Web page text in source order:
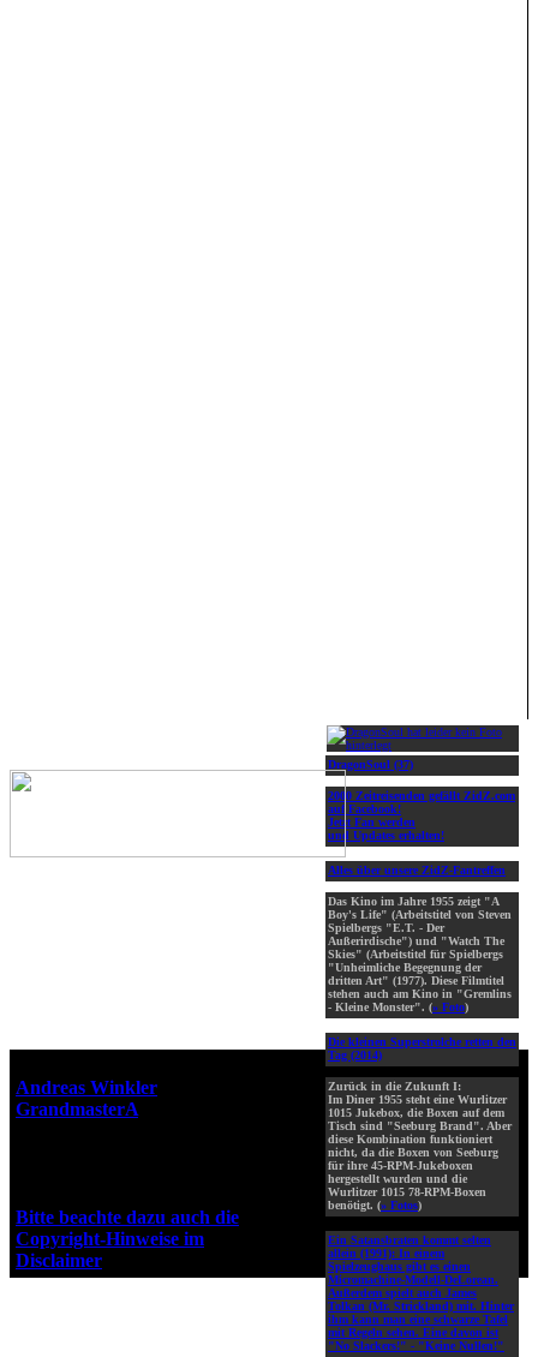
DragonSoul (37)
2000 Zeitreisenden gefällt ZidZ.com
auf Facebook!
Jetzt Fan werden
und Updates erhalten!
Alles über unsere ZidZ-Fantreffen
Das Kino im Jahre 1955 zeigt "A
Boy's Life" (Arbeitstitel von Steven
Spielbergs "E.T. - Der
Außerirdische") und "Watch The
Skies" (Arbeitstitel für Spielbergs
"Unheimliche Begegnung der
dritten Art" (1977). Diese Filmtitel
stehen auch am Kino in "Gremlins
- Kleine Monster". (» Foto)
Die kleinen Superstrolche retten den
Tag (2014)
Zurück in die Zukunft I:
Im Diner 1955 steht eine Wurlitzer
1015 Jukebox, die Boxen auf dem
Tisch sind "Seeburg Brand". Aber
diese Kombination funktioniert
nicht, da die Boxen von Seeburg
für ihre 45-RPM-Jukeboxen
hergestellt wurden und die
Wurlitzer 1015 78-RPM-Boxen
benötigt. (» Fotos)
Ein Satansbraten kommt selten
allein (1991): In einem
Spielzeughaus gibt es einen
Micromachine-Modell-DeLorean.
Außerdem spielt auch James
Tolkan (Mr. Strickland) mit. Hinter
ihm kann man eine schwarze Tafel
mit Regeln sehen. Eine davon ist
"No Slackers!" - "Keine Nullen!"
Andreas Winkler
GrandmasterA
Bitte beachte dazu auch die
Copyright-Hinweise im
Disclaimer